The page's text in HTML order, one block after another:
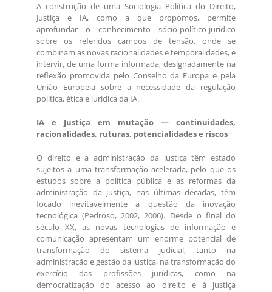
A construção de uma Sociologia Política do Direito,
Justiça e IA, como a que propomos, permite
aprofundar o conhecimento sócio-político-jurídico
sobre os referidos campos de tensão, onde se
combinam as novas racionalidades e temporalidades, e
intervir, de uma forma informada, designadamente na
reflexão promovida pelo Conselho da Europa e pela
União Europeia sobre a necessidade da regulação
política, ética e jurídica da IA.
IA e Justiça em mutação — continuidades,
racionalidades, ruturas, potencialidades e riscos
O direito e a administração da justiça têm estado
sujeitos a uma transformação acelerada, pelo que os
estudos sobre a política pública e as reformas da
administração da justiça, nas últimas décadas, têm
focado inevitavelmente a questão da inovação
tecnológica (Pedroso, 2002, 2006). Desde o final do
século XX, as novas tecnologias de informação e
comunicação apresentam um enorme potencial de
transformação do sistema judicial, tanto na
administração e gestão da justiça, na transformação do
exercício das profissões jurídicas, como na
democratização do acesso ao direito e à justiça